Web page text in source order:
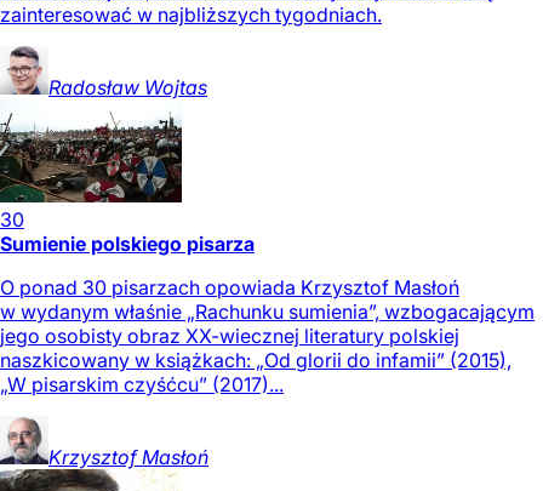
zainteresować w najbliższych tygodniach.
Radosław Wojtas
30
Sumienie polskiego pisarza
O ponad 30 pisarzach opowiada Krzysztof Masłoń
w wydanym właśnie „Rachunku sumienia”, wzbogacającym
jego osobisty obraz XX-wiecznej literatury polskiej
naszkicowany w książkach: „Od glorii do infamii” (2015),
„W pisarskim czyśćcu” (2017)...
Krzysztof Masłoń